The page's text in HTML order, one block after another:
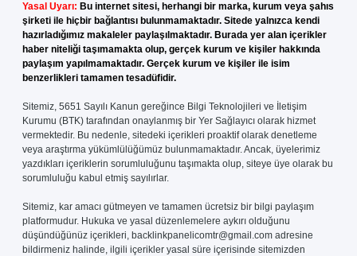
Yasal Uyarı: Bu internet sitesi, herhangi bir marka, kurum veya şahıs
şirketi ile hiçbir bağlantısı bulunmamaktadır. Sitede yalnızca kendi
hazırladığımız makaleler paylaşılmaktadır. Burada yer alan içerikler
haber niteliği taşımamakta olup, gerçek kurum ve kişiler hakkında
paylaşım yapılmamaktadır. Gerçek kurum ve kişiler ile isim
benzerlikleri tamamen tesadüfidir.
Sitemiz, 5651 Sayılı Kanun gereğince Bilgi Teknolojileri ve İletişim
Kurumu (BTK) tarafından onaylanmış bir Yer Sağlayıcı olarak hizmet
vermektedir. Bu nedenle, sitedeki içerikleri proaktif olarak denetleme
veya araştırma yükümlülüğümüz bulunmamaktadır. Ancak, üyelerimiz
yazdıkları içeriklerin sorumluluğunu taşımakta olup, siteye üye olarak bu
sorumluluğu kabul etmiş sayılırlar.
Sitemiz, kar amacı gütmeyen ve tamamen ücretsiz bir bilgi paylaşım
platformudur. Hukuka ve yasal düzenlemelere aykırı olduğunu
düşündüğünüz içerikleri, backlinkpanelicomtr@gmail.com adresine
bildirmeniz halinde, ilgili içerikler yasal süre içerisinde sitemizden